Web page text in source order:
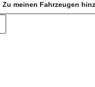
Zu meinen Fahrzeugen